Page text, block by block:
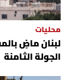
محليات
لبنان ماضٍ
الجولة الثامنة